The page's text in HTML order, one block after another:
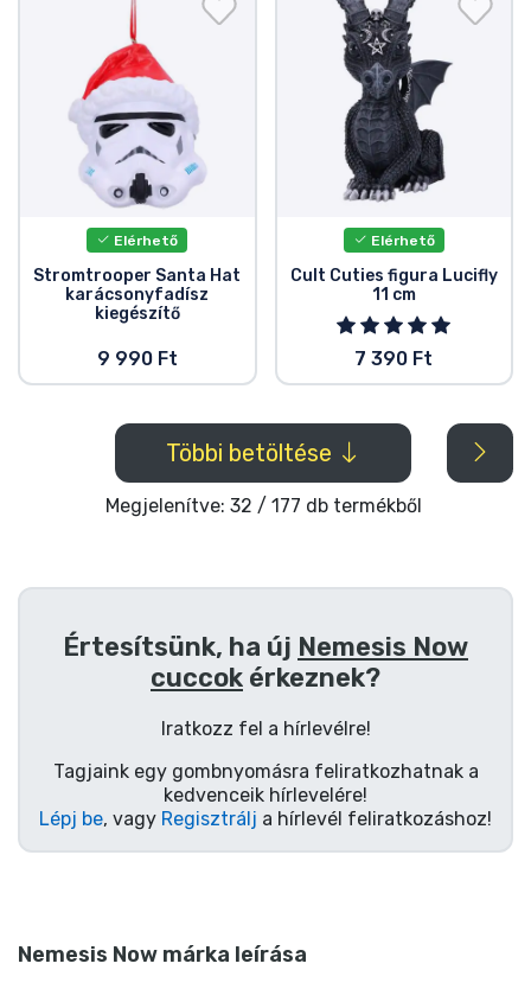
Elérhető
Stromtrooper Santa Hat
karácsonyfadísz
kiegészítő
9 990 Ft
Elérhető
Cult Cuties figura Lucifly
11 cm
7 390 Ft
Többi betöltése
Megjelenítve: 32 / 177 db termékből
Értesítsünk, ha új Nemesis Now
cuccok érkeznek?
Iratkozz fel a hírlevélre!
Tagjaink egy gombnyomásra feliratkozhatnak a
kedvenceik hírlevelére!
Lépj be, vagy Regisztrálj a hírlevél feliratkozáshoz!
Nemesis Now márka leírása